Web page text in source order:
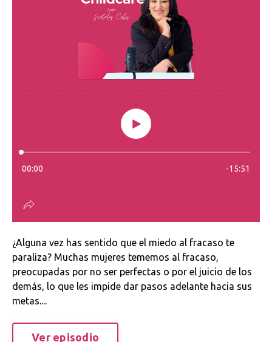
¿Alguna vez has sentido que el miedo al fracaso te
paraliza? Muchas mujeres tememos al fracaso,
preocupadas por no ser perfectas o por el juicio de los
demás, lo que les impide dar pasos adelante hacia sus
metas....
Ver episodio